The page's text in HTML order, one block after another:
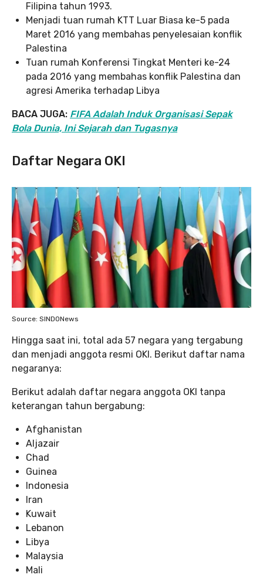
Filipina tahun 1993.
Menjadi tuan rumah KTT Luar Biasa ke-5 pada
Maret 2016 yang membahas penyelesaian konflik
Palestina
Tuan rumah Konferensi Tingkat Menteri ke-24
pada 2016 yang membahas konflik Palestina dan
agresi Amerika terhadap Libya
BACA JUGA: FIFA Adalah Induk Organisasi Sepak
Bola Dunia, Ini Sejarah dan Tugasnya
Daftar Negara OKI
Source: SINDONews
Hingga saat ini, total ada 57 negara yang tergabung
dan menjadi anggota resmi OKI. Berikut daftar nama
negaranya:
Berikut adalah daftar negara anggota OKI tanpa
keterangan tahun bergabung:
Afghanistan
Aljazair
Chad
Guinea
Indonesia
Iran
Kuwait
Lebanon
Libya
Malaysia
Mali